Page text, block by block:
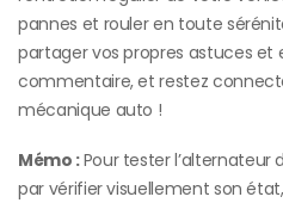
pannes et rouler en toute
partager vos propres astuces et
commentaire, et restez
mécanique auto !
Mémo :Pour tester
par vérifier visuellement son